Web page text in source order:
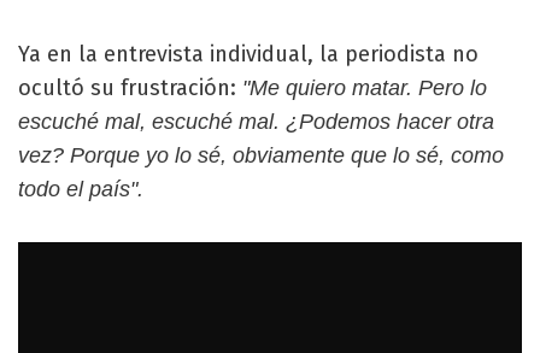
Ya en la entrevista individual, la periodista no
ocultó su frustración: "Me quiero matar. Pero lo
escuché mal, escuché mal. ¿Podemos hacer otra
vez? Porque yo lo sé, obviamente que lo sé, como
todo el país".